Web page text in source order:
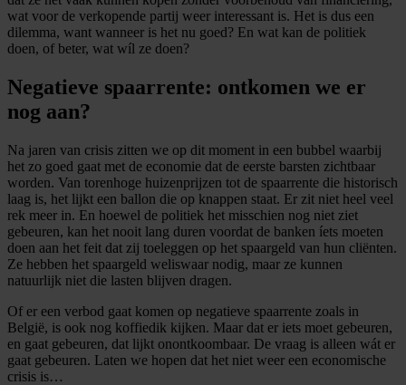
wat voor de verkopende partij weer interessant is. Het is dus een
dilemma, want wanneer is het nu goed? En wat kan de politiek
doen, of beter, wat wíl ze doen?
Negatieve spaarrente: ontkomen we er
nog aan?
Na jaren van crisis zitten we op dit moment in een bubbel waarbij
het zo goed gaat met de economie dat de eerste barsten zichtbaar
worden. Van torenhoge huizenprijzen tot de spaarrente die historisch
laag is, het lijkt een ballon die op knappen staat. Er zit niet heel veel
rek meer in. En hoewel de politiek het misschien nog niet ziet
gebeuren, kan het nooit lang duren voordat de banken íets moeten
doen aan het feit dat zij toeleggen op het spaargeld van hun cliënten.
Ze hebben het spaargeld weliswaar nodig, maar ze kunnen
natuurlijk niet die lasten blijven dragen.
Of er een verbod gaat komen op negatieve spaarrente zoals in
België, is ook nog koffiedik kijken. Maar dat er iets moet gebeuren,
en gaat gebeuren, dat lijkt onontkoombaar. De vraag is alleen wát er
gaat gebeuren. Laten we hopen dat het niet weer een economische
crisis is…